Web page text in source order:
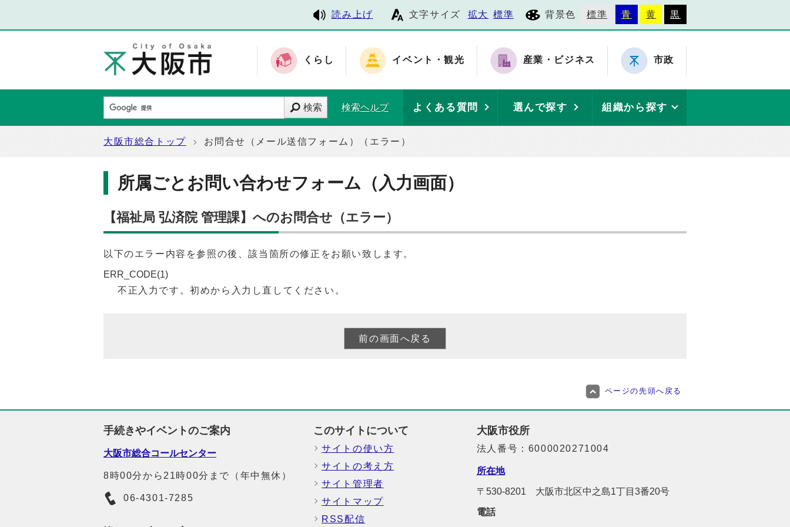
読み上げ 文字サイズ 拡大 標準 背景色 標準 青 黄 黒
くらし イベント・観光 産業・ビジネス 市政
検索 検索ヘルプ よくある質問 選んで探す 組織から探す
大阪市総合トップ お問合せ（メール送信フォーム）（エラー）
所属ごとお問い合わせフォーム（入力画面）
【福祉局 弘済院 管理課】へのお問合せ（エラー）
以下のエラー内容を参照の後、該当箇所の修正をお願い致します。
ERR_CODE(1)
不正入力です。初めから入力し直してください。
ページの先頭へ戻る
手続きやイベントのご案内
大阪市総合コールセンター
8時00分から21時00分まで（年中無休）
06-4301-7285
このサイトについて
サイトの使い方
サイトの考え方
サイト管理者
サイトマップ
RSS配信
大阪市役所
法人番号：6000020271004
所在地
〒530-8201 大阪市北区中之島1丁目3番20号
電話